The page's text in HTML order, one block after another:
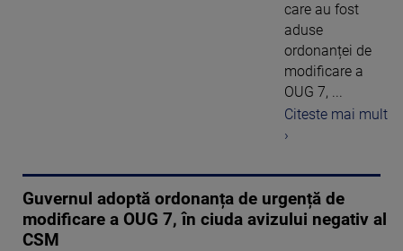
care au fost
aduse
ordonanței de
modificare a
OUG 7, ...
Citeste mai mult
›
Guvernul adoptă ordonanța de urgență de
modificare a OUG 7, în ciuda avizului negativ al
CSM